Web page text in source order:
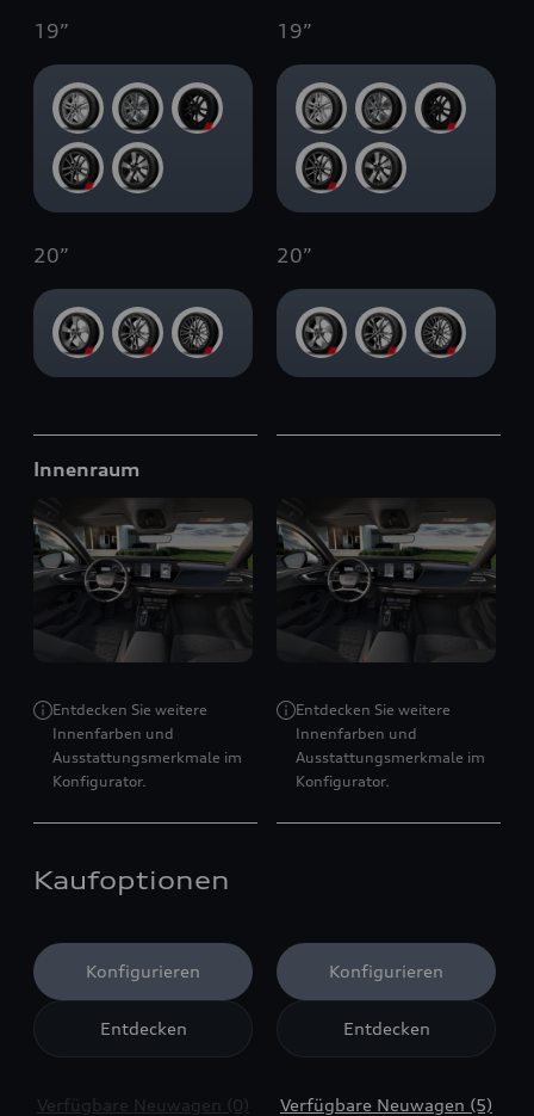
19”
20”
19”
20”
Innenraum
Entdecken Sie weitere
Innenfarben und
Ausstattungsmerkmale im
Konfigurator.
Entdecken Sie weitere
Innenfarben und
Ausstattungsmerkmale im
Konfigurator.
Kaufoptionen
Konfigurieren
Entdecken
Verfügbare Neuwagen (0)
Konfigurieren
Entdecken
Verfügbare Neuwagen (5)